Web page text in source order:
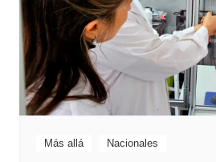
Más allá Nacionales